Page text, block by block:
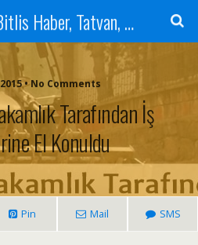
Ajans13.com - Bitlis Haber, Tatvan, Ahlat, Adilcevaz, Mutki, Hizan, Güroymak, Gazete, Ajans, 13, Haber
• No Comments
Tarafından İş
El Konuldu
Pin Mail SMS